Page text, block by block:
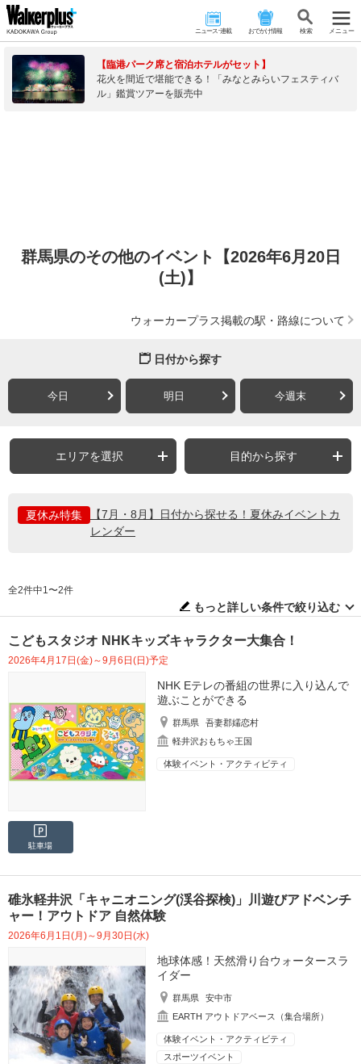
ニュース･連載 おでかけ情報 検 索 メニュー
【臨港パーク席と宿泊ホテルがセット】
花火を間近で堪能できる！「みなとみらいフェスティバ
ル」鑑賞ツアーを販売中
群馬県のその他のイベント【2026年6月20日
(土)】
ウォーカープラス掲載の駅・路線について
日付から探す
今日 明日 今週末
エリアを選択 目的から探す
夏休み特集
【7月・8月】日付から探せる！夏休みイベントカ
レンダー
全2件中1〜2件
もっと詳しい条件で絞り込む
こどもスタジオ NHKキッズキャラクター大集合！
2026年4月17日(金)～9月6日(日)予定
NHK Eテレの番組の世界に入り込んで
遊ぶことができる
群馬県
吾妻郡嬬恋村
軽井沢おもちゃ王国
体験イベント・アクティビティ
駐車場
碓氷軽井沢「キャニオニング(渓谷探検)」川遊びアドベンチ
ャー！アウトドア 自然体験
2026年6月1日(月)～9月30日(水)
地球体感！天然滑り台ウォータースラ
イダー
群馬県
安中市
EARTH アウトドアベース（集合場所）
体験イベント・アクティビティ
スポーツイベント